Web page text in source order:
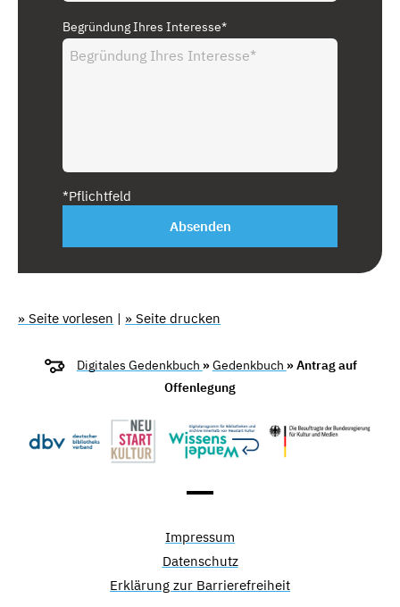
Begründung Ihres Interesse*
*Pflichtfeld
Absenden
» Seite vorlesen | » Seite drucken
Digitales Gedenkbuch »Gedenkbuch » Antrag auf
Offenlegung
Impressum
Datenschutz
Erklärung zur Barrierefreiheit